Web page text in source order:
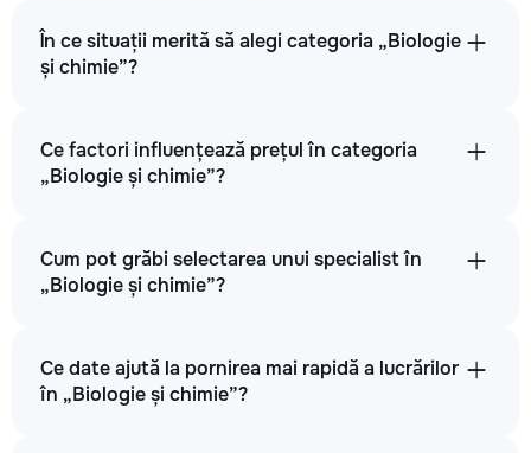
În ce situații merită să alegi categoria „Biologie
și chimie”?
Ce factori influențează prețul în categoria
„Biologie și chimie”?
Cum pot grăbi selectarea unui specialist în
„Biologie și chimie”?
Ce date ajută la pornirea mai rapidă a lucrărilor
în „Biologie și chimie”?